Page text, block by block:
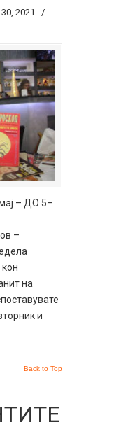
2021
/
– ДО 5–
–
на
и
Back to Top